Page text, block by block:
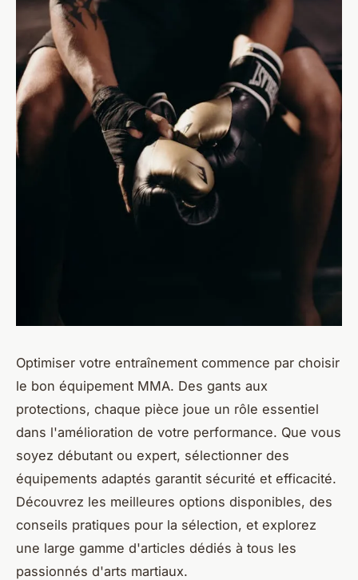
Optimiser votre entraînement commence par choisir
le bon équipement MMA. Des gants aux
protections, chaque pièce joue un rôle essentiel
dans l'amélioration de votre performance. Que vous
soyez débutant ou expert, sélectionner des
équipements adaptés garantit sécurité et efficacité.
Découvrez les meilleures options disponibles, des
conseils pratiques pour la sélection, et explorez
une large gamme d'articles dédiés à tous les
passionnés d'arts martiaux.